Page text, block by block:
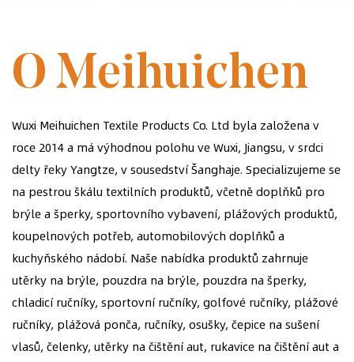
O Meihuichen
Wuxi Meihuichen Textile Products Co. Ltd byla založena v
roce 2014 a má výhodnou polohu ve Wuxi, Jiangsu, v srdci
delty řeky Yangtze, v sousedství Šanghaje. Specializujeme se
na pestrou škálu textilních produktů, včetně doplňků pro
brýle a šperky, sportovního vybavení, plážových produktů,
koupelnových potřeb, automobilových doplňků a
kuchyňského nádobí. Naše nabídka produktů zahrnuje
utěrky na brýle, pouzdra na brýle, pouzdra na šperky,
chladicí ručníky, sportovní ručníky, golfové ručníky, plážové
ručníky, plážová ponča, ručníky, osušky, čepice na sušení
vlasů, čelenky, utěrky na čištění aut, rukavice na čištění aut a